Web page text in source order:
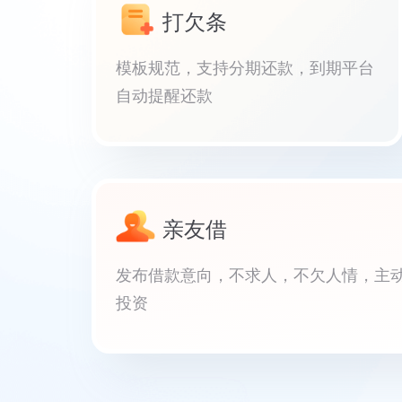
打欠条
模板规范，支持分期还款，到期平台
自动提醒还款
亲友借
发布借款意向，不求人，不欠人情，主
投资